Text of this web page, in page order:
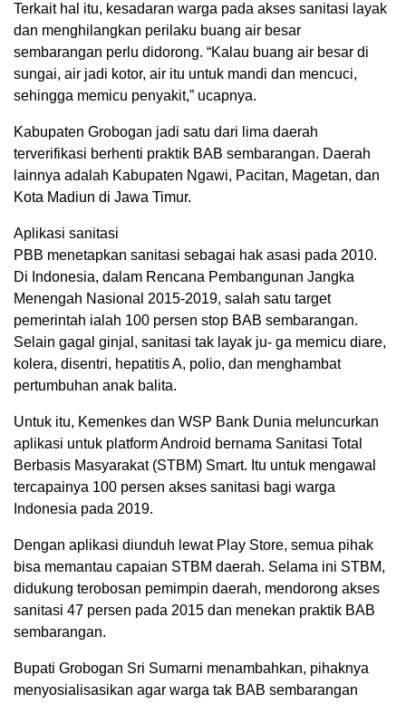
Terkait hal itu, kesadaran warga pada akses sanitasi layak
dan menghilangkan perilaku buang air besar
sembarangan perlu didorong. “Kalau buang air besar di
sungai, air jadi kotor, air itu untuk mandi dan mencuci,
sehingga memicu penyakit,” ucapnya.
Kabupaten Grobogan jadi satu dari lima daerah
terverifikasi berhenti praktik BAB sembarangan. Daerah
lainnya adalah Kabupaten Ngawi, Pacitan, Magetan, dan
Kota Madiun di Jawa Timur.
Aplikasi sanitasi
PBB menetapkan sanitasi sebagai hak asasi pada 2010.
Di Indonesia, dalam Rencana Pembangunan Jangka
Menengah Nasional 2015-2019, salah satu target
pemerintah ialah 100 persen stop BAB sembarangan.
Selain gagal ginjal, sanitasi tak layak ju- ga memicu diare,
kolera, disentri, hepatitis A, polio, dan menghambat
pertumbuhan anak balita.
Untuk itu, Kemenkes dan WSP Bank Dunia meluncurkan
aplikasi untuk platform Android bernama Sanitasi Total
Berbasis Masyarakat (STBM) Smart. Itu untuk mengawal
tercapainya 100 persen akses sanitasi bagi warga
Indonesia pada 2019.
Dengan aplikasi diunduh lewat Play Store, semua pihak
bisa memantau capaian STBM daerah. Selama ini STBM,
didukung terobosan pemimpin daerah, mendorong akses
sanitasi 47 persen pada 2015 dan menekan praktik BAB
sembarangan.
Bupati Grobogan Sri Sumarni menambahkan, pihaknya
menyosialisasikan agar warga tak BAB sembarangan